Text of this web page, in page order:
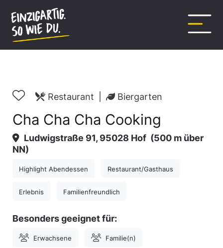
springen
Restaurant Biergarten
Cha Cha Cha Cooking
Ludwigstraße 91, 95028 Hof (500 m über
NN)
Highlight Abendessen Restaurant/Gasthaus
Erlebnis Familienfreundlich
Besonders geeignet für:
Erwachsene Familie(n)